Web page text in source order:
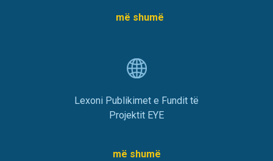
më shumë
Lexoni Publikimet e Fundit të
Projektit EYE
më shumë